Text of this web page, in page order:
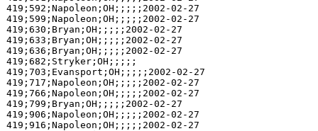
419;592;Napoleon;OH;;;;;2002-02-27
419;599;Napoleon;OH;;;;;2002-02-27
419;630;Bryan;OH;;;;;2002-02-27
419;633;Bryan;OH;;;;;2002-02-27
419;636;Bryan;OH;;;;;2002-02-27
419;682;Stryker;OH;;;;;
419;703;Evansport;OH;;;;;2002-02-27
419;717;Napoleon;OH;;;;;2002-02-27
419;766;Napoleon;OH;;;;;2002-02-27
419;799;Bryan;OH;;;;;2002-02-27
419;906;Napoleon;OH;;;;;2002-02-27
419;916;Napoleon;OH;;;;;2002-02-27